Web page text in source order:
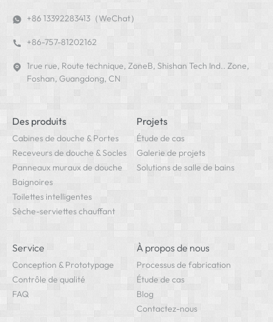
+86 13392283413（WeChat）
+86-757-81202162
1rue rue, Route technique, ZoneB, Shishan Tech Ind.. Zone,
Foshan, Guangdong, CN
Des produits
Cabines de douche & Portes
Receveurs de douche & Socles
Panneaux muraux de douche
Baignoires
Toilettes intelligentes
Sèche-serviettes chauffant
Projets
Étude de cas
Galerie de projets
Solutions de salle de bains
Service
Conception & Prototypage
Contrôle de qualité
FAQ
À propos de nous
Processus de fabrication
Étude de cas
Blog
Contactez-nous